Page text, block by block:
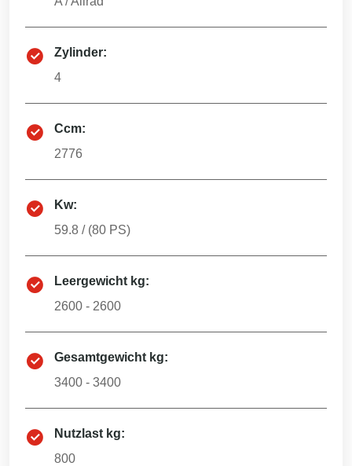
Zylinder:
4
Ccm:
2776
Kw:
59.8 / (80 PS)
Leergewicht kg:
2600 - 2600
Gesamtgewicht kg:
3400 - 3400
Nutzlast kg:
800